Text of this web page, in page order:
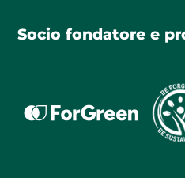
Socio fondatore e